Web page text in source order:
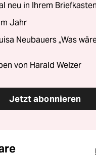
neu in Ihrem Briefkasten
Jahr
Neubauers „Was
von Harald Welzer
Jetzt abonnieren